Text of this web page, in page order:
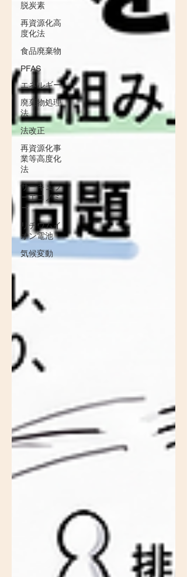
脱炭素
再資源化高
度化法
食品廃棄物
PFAS
エネルギー
廃棄物処理
法
法改正
再資源化事
業等高度化
法
サーキュラ
ーエコノミ
ー
リチウムイ
オン電池
気候変動